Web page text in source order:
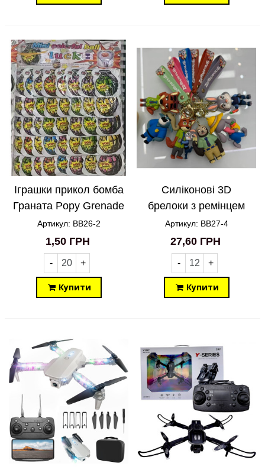
Іграшки прикол бомба
Граната Popy Grenade
BB26-2
Артикул: BB26-2
1,50 ГРН
- +
Купити
Силіконові 3D
брелоки з ремінцем
Зверополіс Zootropolis
BB27-4
Артикул: BB27-4
27,60 ГРН
- +
Купити